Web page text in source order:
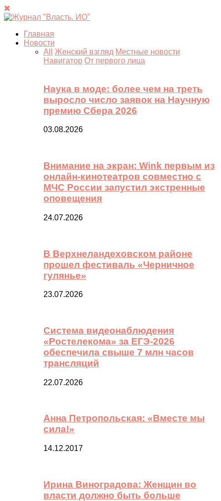
Главная
Новости
All
Женский взгляд Местные новости
Навигатор От первого лица
Наука в моде: более чем на треть
выросло число заявок на Научную
премию Сбера 2026
03.08.2026
Внимание на экран: Wink первым из
онлайн-кинотеатров совместно с
МЧС России запустил экстренные
оповещения
24.07.2026
В Верхнеландеховском районе
прошел фестиваль «Черничное
гулянье»
23.07.2026
Система видеонаблюдения
«Ростелекома» за ЕГЭ-2026
обеспечила свыше 7 млн часов
трансляций
22.07.2026
Анна Петропольская: «Вместе мы
сила!»
14.12.2017
Ирина Виноградова: Женщин во
власти должно быть больше